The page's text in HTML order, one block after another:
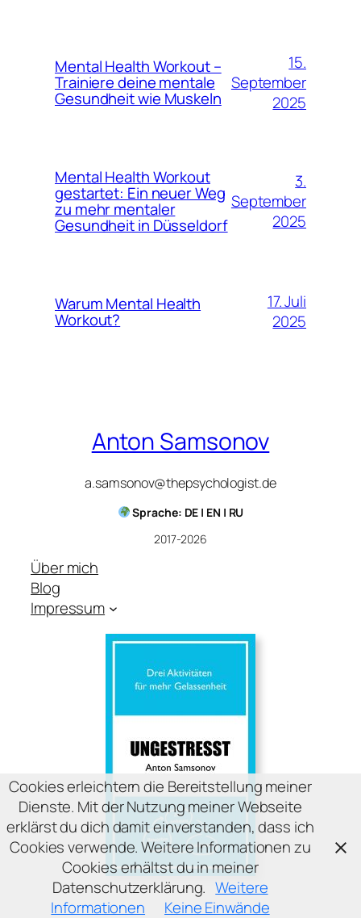
Mental Health Workout –
Trainiere deine mentale
Gesundheit wie Muskeln
15.
September
2025
Mental Health Workout
gestartet: Ein neuer Weg
zu mehr mentaler
Gesundheit in Düsseldorf
3.
September
2025
Warum Mental Health
Workout?
17. Juli
2025
Anton Samsonov
a.samsonov@thepsychologist.de
Sprache: DE | EN | RU
2017-2026
Über mich
Blog
Impressum
Cookies erleichtern die Bereitstellung meiner
Dienste. Mit der Nutzung meiner Webseite
erklärst du dich damit einverstanden, dass ich
Cookies verwende. Weitere Informationen zu
Cookies erhältst du in meiner
Datenschutzerklärung. Weitere
Informationen
Keine Einwände